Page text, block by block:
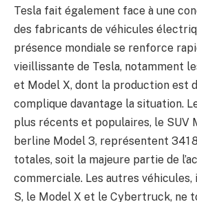
Tesla fait également face à une
des fabricants de véhicules
présence mondiale se renforce
vieillissante de Tesla, notamment
et Model X, dont la production est
complique davantage la situation.
plus récents et populaires, le SUV
berline Model 3, représentent 341
totales, soit la majeure partie de
commerciale. Les autres
S, le Model X et le Cybertruck, ne